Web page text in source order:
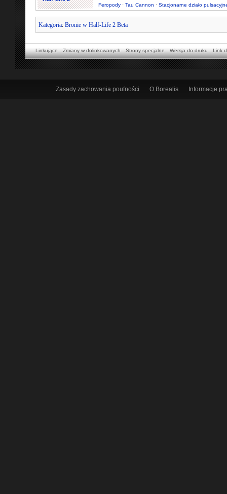
Feropody · Tau Cannon · Stacjonarne działo
Kategoria: Bronie w Half-Life 2 Beta
Linkujące Zmiany w dolinkowanych Strony specjalne Wersja do druku Link
Zasady zachowania poufności O Borealis Informacje